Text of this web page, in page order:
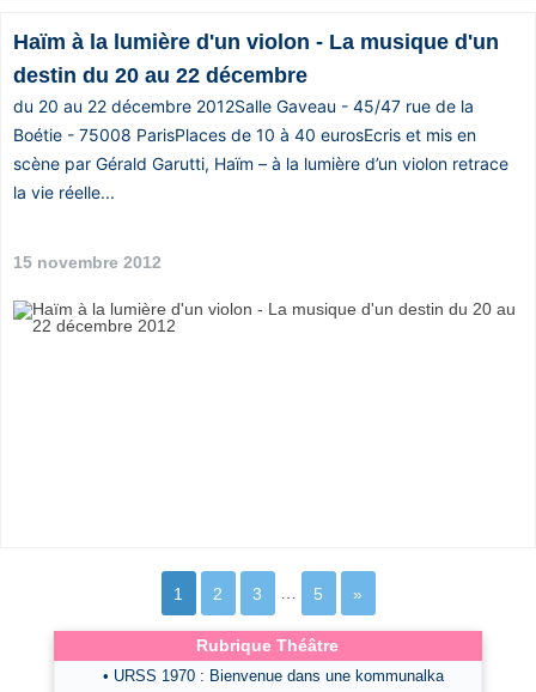
Haïm à la lumière d'un violon - La musique d'un
destin du 20 au 22 décembre
du 20 au 22 décembre 2012Salle Gaveau - 45/47 rue de la
Boétie - 75008 ParisPlaces de 10 à 40 eurosEcris et mis en
scène par Gérald Garutti, Haïm – à la lumière d’un violon retrace
la vie réelle...
15 novembre 2012
1 2 3 5 »
Rubrique Théâtre
• URSS 1970 : Bienvenue dans une kommunalka